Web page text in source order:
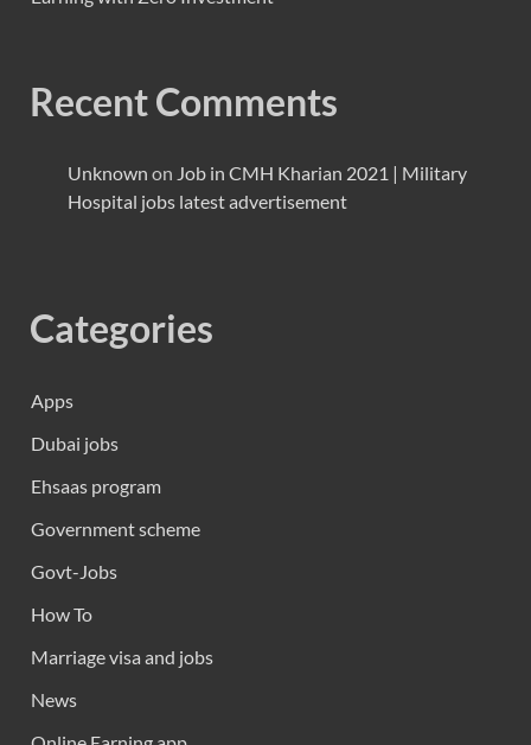
Recent Comments
Unknown on Job in CMH Kharian 2021 | Military
Hospital jobs latest advertisement
Categories
Apps
Dubai jobs
Ehsaas program
Government scheme
Govt-Jobs
How To
Marriage visa and jobs
News